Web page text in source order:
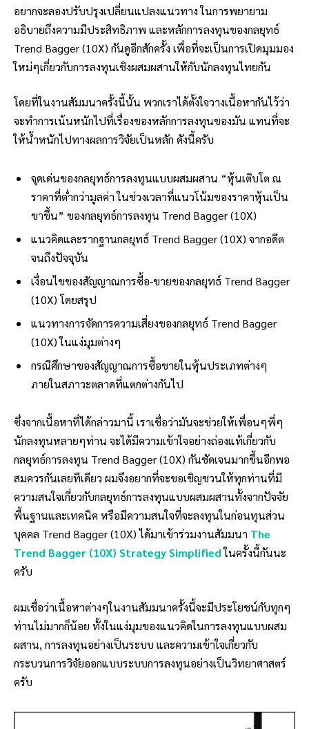
อยากจะลองปรับปรุงเปลี่ยนแปลงแนวทาง ในการพยายาม
อธิบายถึงความมีประสิทธิภาพ และหลักการลงทุนของกลยุทธ์
Trend Bagger (10X) กันดูอีกสักครั้ง เพื่อที่จะเป็นการเปิดมุมมอง
ใหม่ๆเกี่ยวกับการลงทุนเชิงผสมผสานให้กับนักลงทุนไทยกัน
โดยที่ในงานสัมมนาครั้งนี้นั้น พวกเราได้ตั้งใจวางเนื้อหากันไว้ว่า
จะทำการเน้นหนักไปที่เรื่องของหลักการลงทุนของมัน แทนที่จะ
ให้น้ำหนักไปทางผลการวิจัยเป็นหลัก ดังนี้ครับ
จุดเด่นของกลยุทธ์การลงทุนแบบผสมผสาน “หุ้นเติบโต ณ
ราคาที่ต่ำกว่ามูลค่า ในช่วงเวลาที่แนวโน้มของราคาหุ้นเป็น
ขาขึ้น” ของกลยุทธ์การลงทุน Trend Bagger (10X)
แนวคิดและรากฐานกลยุทธ์ Trend Bagger (10X) จากอดีต
จนถึงปัจจุบัน
เงื่อนไขของสัญญาณการซื้อ-ขายของกลยุทธ์ Trend Bagger
(10X) โดยสรุป
แนวทางการจัดการความเสี่ยงของกลยุทธ์ Trend Bagger
(10X) ในแง่มุมต่างๆ
กรณีศึกษาของสัญญาณการซื้อขายในหุ้นประเภทต่างๆ
ภายในสภาวะตลาดที่แตกต่างกันไป
ซึ่งจากเนื้อหาที่ได้กล่าวมานี้ เราเชื่อว่ามันจะช่วยให้เพื่อนๆพี่ๆ
นักลงทุนหลายๆท่าน จะได้มีความเข้าใจอย่างถ่องแท้เกี่ยวกับ
กลยุทธ์การลงทุน Trend Bagger (10X) กันชัดเจนมากขึ้นอีกพอ
สมควรกันเลยทีเดียว ผมจึงอยากที่จะขอเชิญชวนให้ทุกท่านที่มี
ความสนใจเกี่ยวกับกลยุทธ์การลงทุนแบบผสมผสานทั้งจากปัจจัย
พื้นฐานและเทคนิค หรือมีความสนใจที่จะลงทุนในก่อนทุนส่วน
บุคคล Trend Bagger (10X) ได้มาเข้าร่วมงานสัมมนา The
Trend Bagger (10X) Strategy Simplifiedในครั้งนี้กันนะ
ครับ
ผมเชื่อว่าเนื้อหาต่างๆในงานสัมมนาครั้งนี้จะมีประโยชน์กับทุกๆ
ท่านไม่มากก็น้อย ทั้งในแง่มุมของแนวคิดในการลงทุนแบบผสม
ผสาน, การลงทุนอย่างเป็นระบบ และความเข้าใจเกี่ยวกับ
กระบวนการวิจัยออกแบบระบบการลงทุนอย่างเป็นวิทยาศาสตร์
ครับ